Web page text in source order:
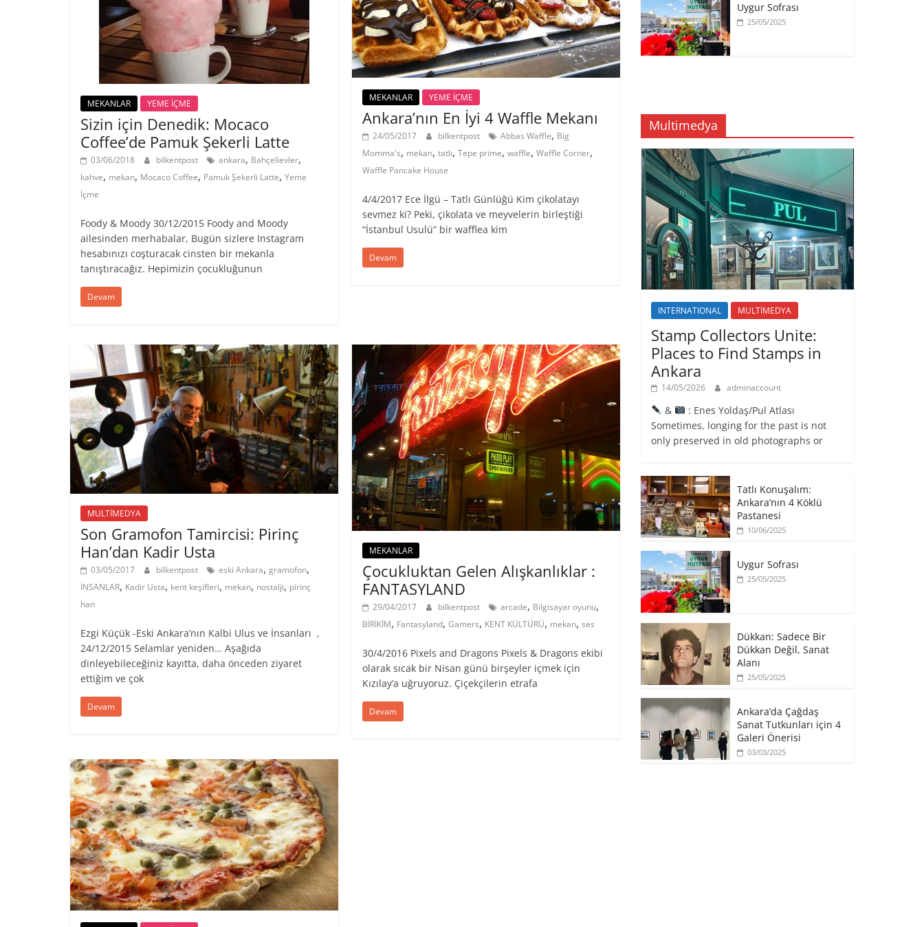
MEKANLAR YEME İÇME
Sizin için Denedik: Mocaco
Coffee’de Pamuk Şekerli Latte
03/06/2018 bilkentpost ankara, Bahçelievler,
kahve, mekan, Mocaco Coffee, Pamuk Şekerli Latte, Yeme
İçme
Foody & Moody 30/12/2015 Foody and Moody
ailesinden merhabalar, Bugün sizlere Instagram
hesabınızı coşturacak cinsten bir mekanla
tanıştıracağız. Hepimizin çocukluğunun
Devam
MEKANLAR YEME İÇME
Ankara’nın En İyi 4 Waffle Mekanı
24/05/2017 bilkentpost Abbas Waffle, Big
Momma's, mekan,tatlı,Tepe prime,waffle,Waffle Corner,
Waffle Pancake House
4/4/2017 Ece İlgü – Tatlı Günlüğü Kim çikolatayı
sevmez ki? Peki, çikolata ve meyvelerin birleştiği
“İstanbul Usulü” bir wafflea kim
Devam
MULTİMEDYA
Son Gramofon Tamircisi: Pirinç
Han’dan Kadir Usta
03/05/2017 bilkentpost eski Ankara, gramofon,
İNSANLAR, Kadir Usta, kent keşifleri, mekan, nostalji, pirinç
han
Ezgi Küçük -Eski Ankara’nın Kalbi Ulus ve İnsanları ,
24/12/2015 Selamlar yeniden… Aşağıda
dinleyebileceğiniz kayıtta, daha önceden ziyaret
ettiğim ve çok
Devam
MEKANLAR
Çocukluktan Gelen Alışkanlıklar :
FANTASYLAND
29/04/2017 bilkentpost arcade, Bilgisayar oyunu,
BİRİKİM, Fantasyland,Gamers, KENT KÜLTÜRÜ, mekan,ses
30/4/2016 Pixels and Dragons Pixels & Dragons ekibi
olarak sıcak bir Nisan günü birşeyler içmek için
Kızılay’a uğruyoruz. Çiçekçilerin etrafa
Devam
Uygur Sofrası
25/05/2025
Multimedya
INTERNATIONAL MULTİMEDYA
Stamp Collectors Unite:
Places to Find Stamps in
Ankara
14/05/2026 adminaccount
&
: Enes Yoldaş/Pul Atlası
Sometimes, longing for the past is not
only preserved in old photographs or
Tatlı Konuşalım:
Ankara’nın 4 Köklü
Pastanesi
10/06/2025
Uygur Sofrası
25/05/2025
​Dükkan: Sadece Bir
Dükkan Değil, Sanat
Alanı
25/05/2025
Ankara’da Çağdaş
Sanat Tutkunları için 4
Galeri Önerisi
03/03/2025